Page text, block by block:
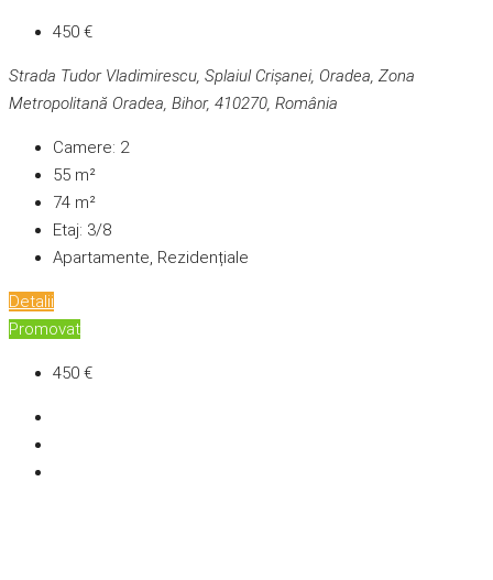
450 €
Strada Tudor Vladimirescu, Splaiul Crișanei, Oradea, Zona
Metropolitană Oradea, Bihor, 410270, România
Camere: 2
55 m²
74 m²
Etaj: 3/8
Apartamente, Rezidențiale
Detalii
Promovat
450 €